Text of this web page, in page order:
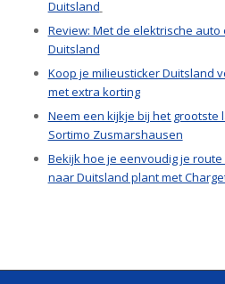
Duitsland
Review: Met de elektrische
Duitsland
Koop je milieusticker Duitsland
met extra korting
Neem een kijkje bij het grootste
Sortimo Zusmarshausen
Bekijk hoe je eenvoudig je
naar Duitsland plant met